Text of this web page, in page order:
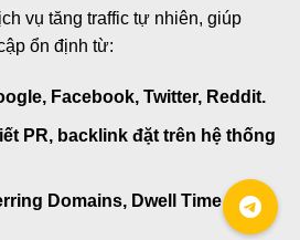
vụ tăng traffic tự nhiên, giúp
ổn định từ:
Facebook, Twitter, Reddit.
PR, backlink đặt trên hệ thống
Domains, Dwell Time được